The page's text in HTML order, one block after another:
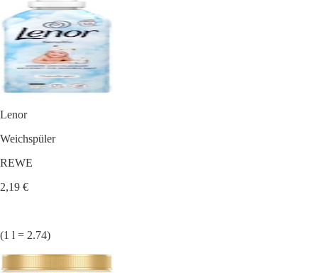
Lenor
Weichspüler
REWE
2,19 €
(1 l = 2.74)